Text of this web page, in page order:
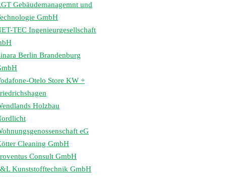
Gebäudemanagemnt und
GmbH
TEC Ingenieurgesellschaft
Berlin Brandenburg
Otelo Store KW +
Holzbau
eG
Cleaning GmbH
Consult GmbH
Kunststofftechnik GmbH